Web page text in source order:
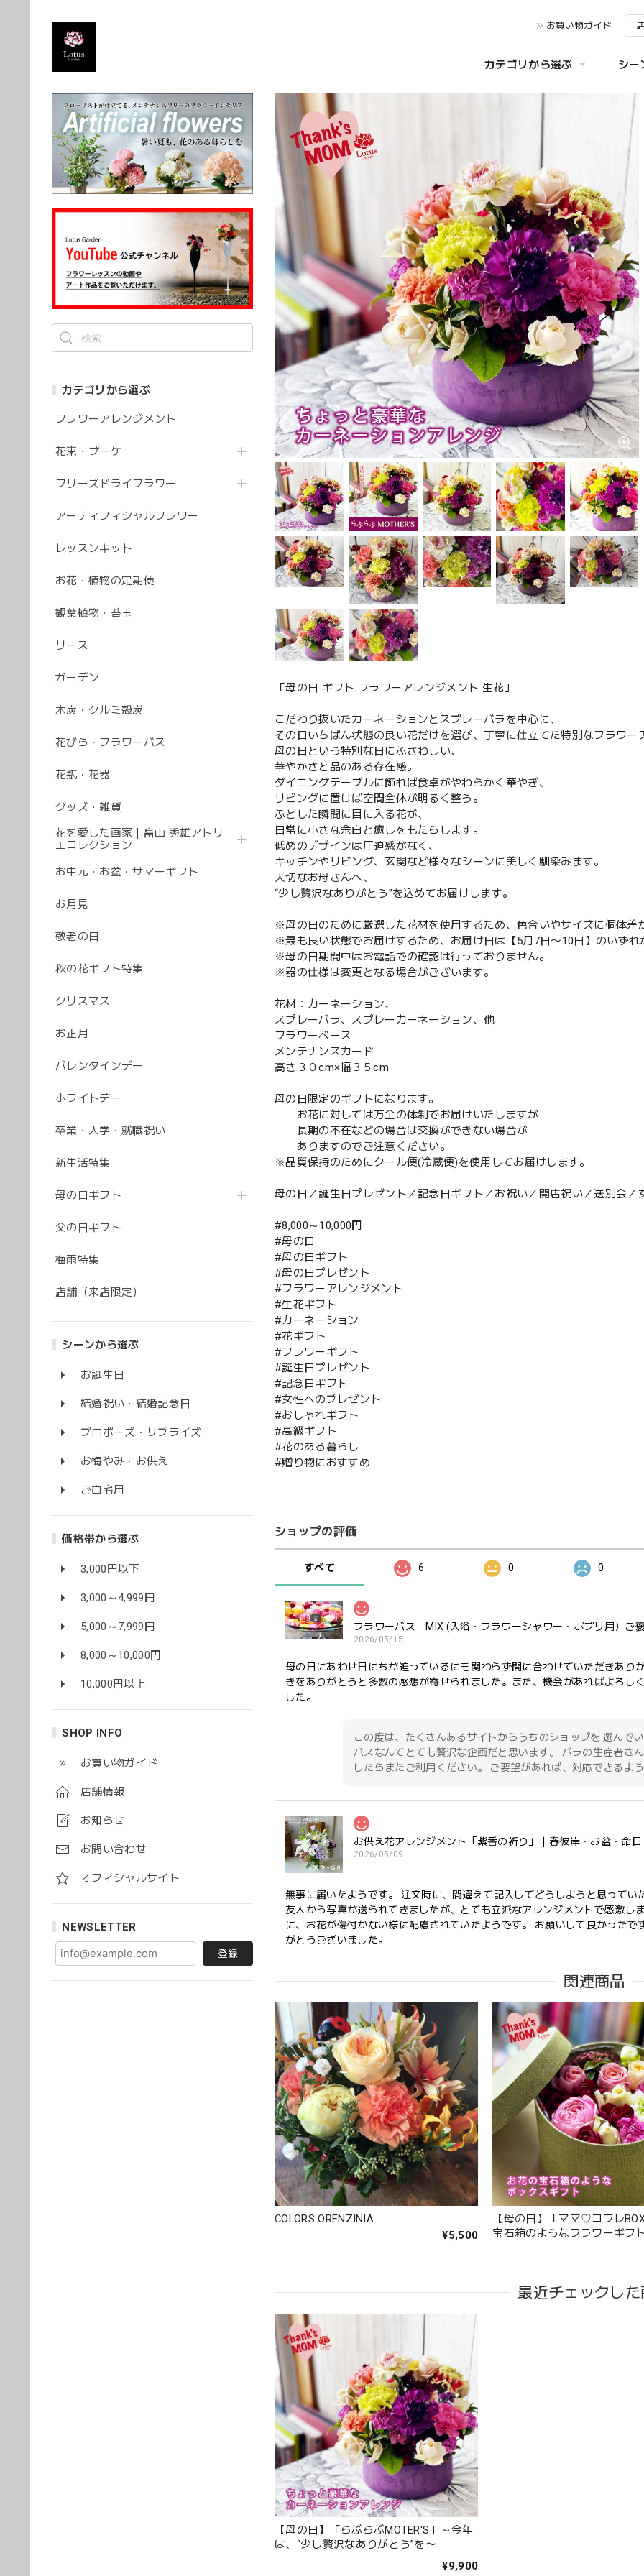
お買い物ガイド
カテゴリから選ぶ シー
カテゴリから選ぶ
フラワーアレンジメント
花束・ブーケ
フリーズドライフラワー
アーティフィシャルフラワー
レッスンキット
お花・植物の定期便
観葉植物・苔玉
リース
ガーデン
木炭・クルミ殻炭
花びら・フラワーバス
花瓶・花器
グッズ・雑貨
花を愛した画家｜畠山 秀雄アトリ
エコレクション
お中元・お盆・サマーギフト
お月見
敬老の日
秋の花ギフト特集
クリスマス
お正月
バレンタインデー
ホワイトデー
卒業・入学・就職祝い
新生活特集
母の日ギフト
父の日ギフト
梅雨特集
店舗（来店限定）
シーンから選ぶ
お誕生日
結婚祝い・結婚記念日
プロポーズ・サプライズ
お悔やみ・お供え
ご自宅用
価格帯から選ぶ
3,000円以下
3,000～4,999円
5,000～7,999円
8,000～10,000円
10,000円以上
SHOP INFO
お買い物ガイド
店舗情報
お知らせ
お問い合わせ
オフィシャルサイト
NEWSLETTER
登録
「母の日 ギフト フラワーアレンジメント 生花」
こだわり抜いたカーネーションとスプレーバラを中心に、
その日いちばん状態の良い花だけを選び、丁寧に仕立てた特別なフラワー
母の日という特別な日にふさわしい、
華やかさと品のある存在感。
ダイニングテーブルに飾れば食卓がやわらかく華やぎ、
リビングに置けば空間全体が明るく整う。
ふとした瞬間に目に入る花が、
日常に小さな余白と癒しをもたらします。
低めのデザインは圧迫感がなく、
キッチンやリビング、玄関など様々なシーンに美しく馴染みます。
大切なお母さんへ、
“少し贅沢なありがとう”を込めてお届けします。
※母の日のために厳選した花材を使用するため、色合いやサイズに個体差
※最も良い状態でお届けするため、お届け日は【5月7日〜10日】のいずれ
※母の日期間中はお電話での確認は行っておりません。
※器の仕様は変更となる場合がございます。
花材：カーネーション、
スプレーバラ、スプレーカーネーション、他
フラワーベース
メンテナンスカード
高さ３０cm×幅３５cm
母の日限定のギフトになります。
お花に対しては万全の体制でお届けいたしますが
長期の不在などの場合は交換ができない場合が
ありますのでご注意ください。
※品質保持のためにクール便(冷蔵便)を使用してお届けします。
母の日／誕生日プレゼント／記念日ギフト／お祝い／開店祝い／送別会
#8,000～10,000円
#母の日
#母の日ギフト
#母の日プレゼント
#フラワーアレンジメント
#生花ギフト
#カーネーション
#花ギフト
#フラワーギフト
#誕生日プレゼント
#記念日ギフト
#女性へのプレゼント
#おしゃれギフト
#高級ギフト
#花のある暮らし
#贈り物におすすめ
ショップの評価
すべて 6 0 0
フラワーバス MIX (入浴・フラワーシャワー・ポプリ用）ご
2026/05/15
母の日にあわせ日にちが迫っているにも関わらず間に合わせていただきあり
きをありがとうと多数の感想が寄せられました。また、機会があればよろし
した。
この度は、たくさんあるサイトからうちのショップを 選んで
バスなんてとても贅沢な企画だと思います。 バラの生産者さ
したらまたご利用ください。 ご要望があれば、対応できるよ
お供え花アレンジメント「紫香の祈り」｜春彼岸・お盆・命
2026/05/09
無事に届いたようです。 注文時に、間違えて記入してどうしようと思って
友人から写真が送られてきましたが、とても立派なアレンジメントで感激し
に、お花が傷付かない様に配慮されていたようです。 お願いして良かった
がとうございました。
このたびは大切なご友人への贈り物に、当店のお花をお選び
しました。 配送についてもご満足いただけたようで何より
花をお届けしてまいります。 またのご利用を心よりお待ちし
た。
心を伝える花 キモチ 「ありがとう ARIGATO」 6600
2025/02/07
姉の誕生日に花束を注文しました。 予め希望やイメージを伝えたところ、
スな華やかな花束を作ってくださいました。 姉も大変喜んでくれて、大満
屋さんです。
大変嬉しいレビューありがとうございます。 お姉さんも喜
アンティークブーケ（カビン付き）
花の状態も良く素敵な花束で、 とても満足しております。 丁寧に梱包され
トさんが花の提案と相談に 快く応じてくれます。 今後も利用したい信頼の
うれしいお返事ありがとうございました。 スタッフ一同励み
頂きますので よろしくお願いします。
毎月届くお花の定期便 酒田のお花の季節の花束「季節の花束
2023/06/17
関連商品
COLORS ORENZINIA
¥5,500
【母の日】「ママ♡コフレ
宝石箱のようなフラワーギフ
最近チェックし
【母の日】「らぶらぶMOTER'S」～今年
は、“少し贅沢なありがとう”を〜
¥9,900